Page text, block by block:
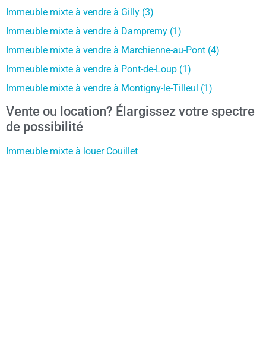
Immeuble mixte à vendre à Gilly (3)
Immeuble mixte à vendre à Dampremy (1)
Immeuble mixte à vendre à Marchienne-au-Pont (4)
Immeuble mixte à vendre à Pont-de-Loup (1)
Immeuble mixte à vendre à Montigny-le-Tilleul (1)
Vente ou location? Élargissez votre spectre
de possibilité
Immeuble mixte à louer Couillet